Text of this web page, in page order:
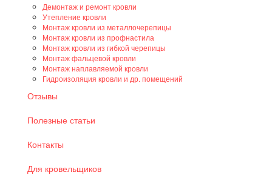
Демонтаж и ремонт кровли
Утепление кровли
Монтаж кровли из металлочерепицы
Монтаж кровли из профнастила
Монтаж кровли из гибкой черепицы
Монтаж фальцевой кровли
Монтаж наплавляемой кровли
Гидроизоляция кровли и др. помещений
Отзывы
Полезные статьи
Контакты
Для кровельщиков